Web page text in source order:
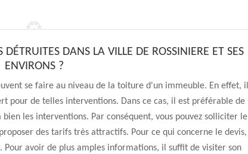
DANS LA VILLE DE ROSSINIERE ET SES
ENVIRONS ?
se faire au niveau de la toiture d'un immeuble. En effet, il
pour de telles interventions. Dans ce cas, il est préférable de
les interventions. Par conséquent, vous pouvez solliciter le
des tarifs très attractifs. Pour ce qui concerne le devis,
avoir de plus amples informations, il suffit de visiter son